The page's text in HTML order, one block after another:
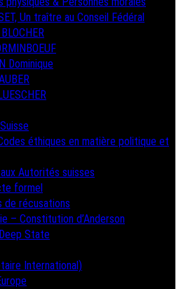
Un traître au Conseil Fédéral
Dominique
éthiques en matière politique et
Autorités suisses
formel
de récusations
– Constitution d’Anderson
State
International)